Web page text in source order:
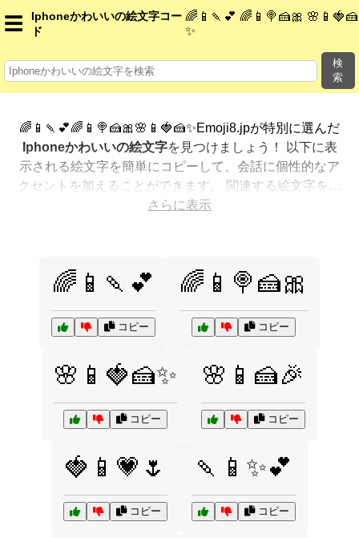
☰
Iphoneかわいいの絵文字コー
ド
🌈📱🍡💕 🌈📱🍭🍰🎀 🌸📱🍓🍰
✨
検
索
🌈📱🍡💕🌈📱🍭🍰🎀🌸📱🍓🍰✨Emoji8.jpが特別に選んだ
Iphoneかわいいの絵文字を見つけましょう！ 以下に表
示される絵文字を簡単にコピーして、会話に個性的なア
クセントを加えることができます。 関連する絵文字を最
も人気のある順に表示しました。さらに多くのオプショ
さらに表示
🌈📱🍡💕
コピー
🌈📱🍭🍰🎀
コピー
🌸📱🍓🍰✨
コピー
🌸📱🍰🎉
コピー
🍓📱💗🌷
コピー
🍡📱✨💕
コピー